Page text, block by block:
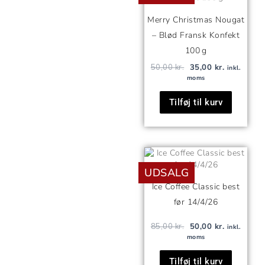
Merry Christmas Nougat
– Blød Fransk Konfekt
100 g
50,00kr.
var:
35,00 kr. inkl.
moms
Tilføj til kurv
UDSALG
Ice Coffee Classic best
før 14/4/26
85,00kr.
Den
oprindelige
pris
var:
85,00 kr..
50,00 kr.
Den
50,00 kr..
inkl.
moms
Tilføj til kurv